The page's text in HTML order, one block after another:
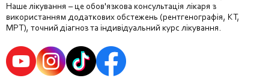
Наше лікування – це обов'язкова консультація лікаря з
використанням додаткових обстежень (рентгенографія, КТ,
МРТ), точний діагноз та індивідуальний курс лікування.